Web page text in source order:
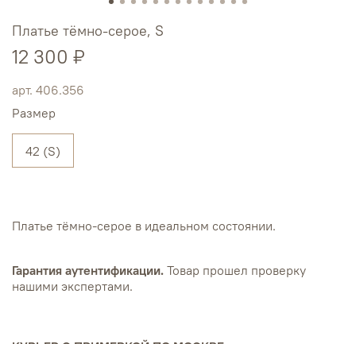
арт. 406.356
Платье тёмно-серое, S
12 300 ₽
Размер
42 (S)
Платье тёмно-серое в идеальном состоянии.
Гарантия аутентификации. Товар прошел проверку
нашими экспертами.